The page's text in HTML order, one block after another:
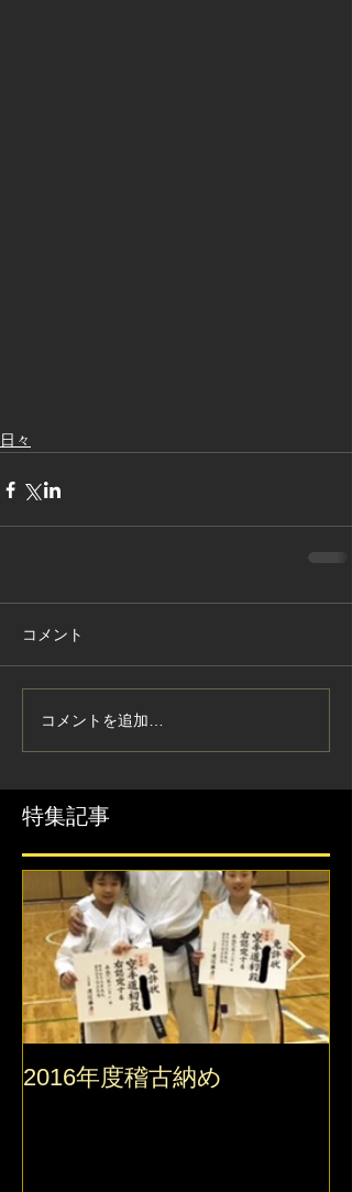
日々
コメント
コメントを追加…
特集記事
2016年度稽古納め